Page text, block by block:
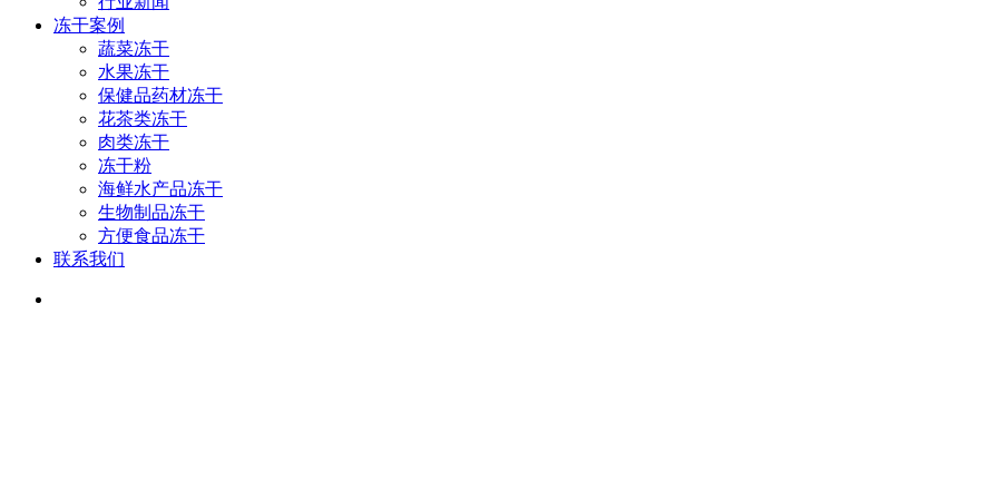
冻干案例
蔬菜冻干
水果冻干
保健品药材冻干
花茶类冻干
肉类冻干
冻干粉
海鲜水产品冻干
生物制品冻干
方便食品冻干
联系我们